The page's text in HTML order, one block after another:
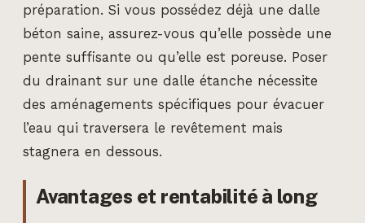
préparation. Si vous possédez déjà une dalle
béton saine, assurez-vous qu’elle possède une
pente suffisante ou qu’elle est poreuse. Poser
du drainant sur une dalle étanche nécessite
des aménagements spécifiques pour évacuer
l’eau qui traversera le revêtement mais
stagnera en dessous.
Avantages et rentabilité à long